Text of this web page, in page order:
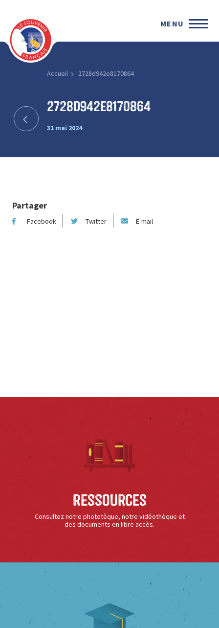
MENU
Accueil 2728d942e8170864
2728d942e8170864
31 mai 2024
Partager
Facebook Twitter E-mail
Ressources
Consultez notre phototèque, notre vidéothèque et
des documents en libre accès.